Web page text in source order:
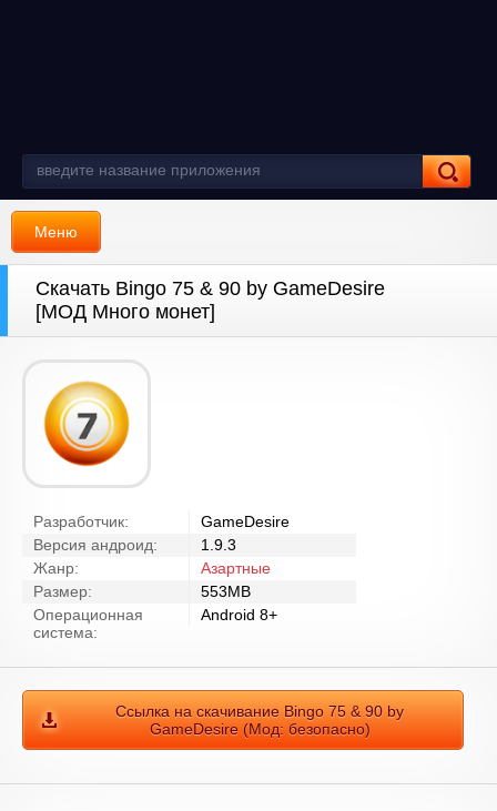
Меню
Скачать Bingo 75 & 90 by GameDesire
[МОД Много монет]
Разработчик:
GameDesire
Версия андроид:
1.9.3
Жанр:
Азартные
Размер:
553MB
Операционная
система:
Android 8+
Ссылка на скачивание Bingo 75 & 90 by
GameDesire (Мод: безопасно)